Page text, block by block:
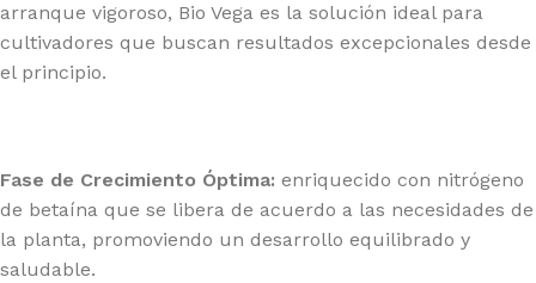
arranque vigoroso, Bio Vega es la solución ideal para
cultivadores que buscan resultados excepcionales desde
el principio.
Fase de Crecimiento Óptima: enriquecido con nitrógeno
de betaína que se libera de acuerdo a las necesidades de
la planta, promoviendo un desarrollo equilibrado y
saludable.